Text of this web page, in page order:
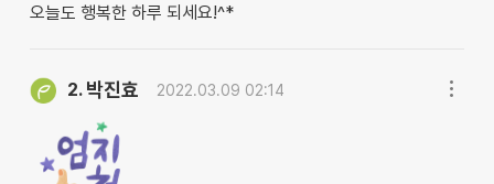
오늘도 행복한 하루 되세요!^*
2. 박진효 2022.03.09 02:14